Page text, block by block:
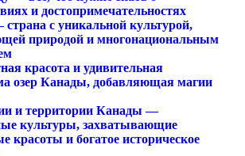
и достопримечательностях
с уникальной культурой,
природой и многонациональным
красота и удивительная
озер Канады, добавляющая магии
и территории Канады —
культуры, захватывающие
красоты и богатое историческое